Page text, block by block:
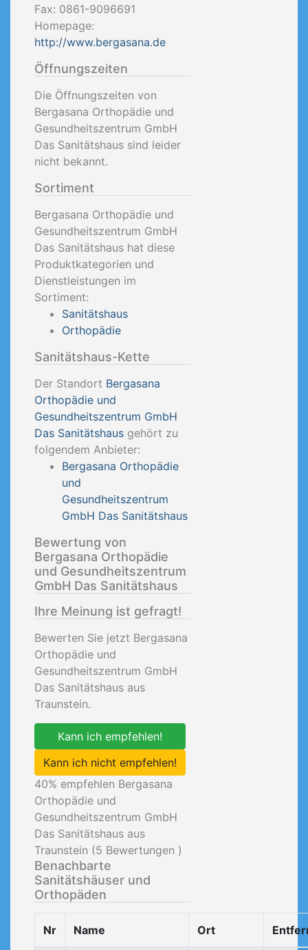
Fax: 0861-9096691
Homepage:
http://www.bergasana.de
Öffnungszeiten
Die Öffnungszeiten von
Bergasana Orthopädie und
Gesundheitszentrum GmbH
Das Sanitätshaus sind leider
nicht bekannt.
Sortiment
Bergasana Orthopädie und
Gesundheitszentrum GmbH
Das Sanitätshaus hat diese
Produktkategorien und
Dienstleistungen im
Sortiment:
Sanitätshaus
Orthopädie
Sanitätshaus-Kette
Der Standort Bergasana
Orthopädie und
Gesundheitszentrum GmbH
Das Sanitätshaus gehört zu
folgendem Anbieter:
Bergasana Orthopädie
und
Gesundheitszentrum
GmbH Das Sanitätshaus
Bewertung von
Bergasana Orthopädie
und Gesundheitszentrum
GmbH Das Sanitätshaus
Ihre Meinung ist gefragt!
Bewerten Sie jetzt Bergasana
Orthopädie und
Gesundheitszentrum GmbH
Das Sanitätshaus aus
Traunstein.
Kann ich empfehlen!
Kann ich nicht empfehlen!
40% empfehlen Bergasana
Orthopädie und
Gesundheitszentrum GmbH
Das Sanitätshaus aus
Traunstein (5 Bewertungen )
Benachbarte
Sanitätshäuser und
Orthopäden
Nr Name Ort